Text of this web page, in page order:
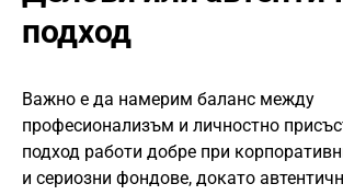
подход
Важно е да намерим баланс между
професионализъм и личностно
подход работи добре при
и сериозни фондове, докато